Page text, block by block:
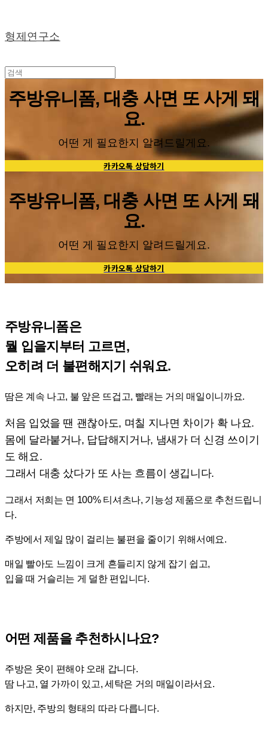
형제연구소
주방유니폼, 대충 사면 또 사게 돼
요.
어떤 게 필요한지 알려드릴게요.
카카오톡 상담하기
주방유니폼, 대충 사면 또 사게 돼
요.
어떤 게 필요한지 알려드릴게요.
카카오톡 상담하기
주방유니폼은
뭘 입을지부터 고르면,
오히려 더 불편해지기 쉬워요.
땀은 계속 나고, 불 앞은 뜨겁고, 빨래는 거의 매일이니까요.
처음 입었을 땐 괜찮아도, 며칠 지나면 차이가 확 나요.
몸에 달라붙거나, 답답해지거나, 냄새가 더 신경 쓰이기
도 해요.
그래서 대충 샀다가 또 사는 흐름이 생깁니다.
그래서 저희는 면 100% 티셔츠나, 기능성 제품으로 추천드립니
다.
주방에서 제일 많이 걸리는 불편을 줄이기 위해서예요.
매일 빨아도 느낌이 크게 흔들리지 않게 잡기 쉽고,
입을 때 거슬리는 게 덜한 편입니다.
어떤 제품을 추천하시나요?
주방은 옷이 편해야 오래 갑니다.
땀 나고, 열 가까이 있고, 세탁은 거의 매일이라서요.
하지만, 주방의 형태의 따라 다릅니다.